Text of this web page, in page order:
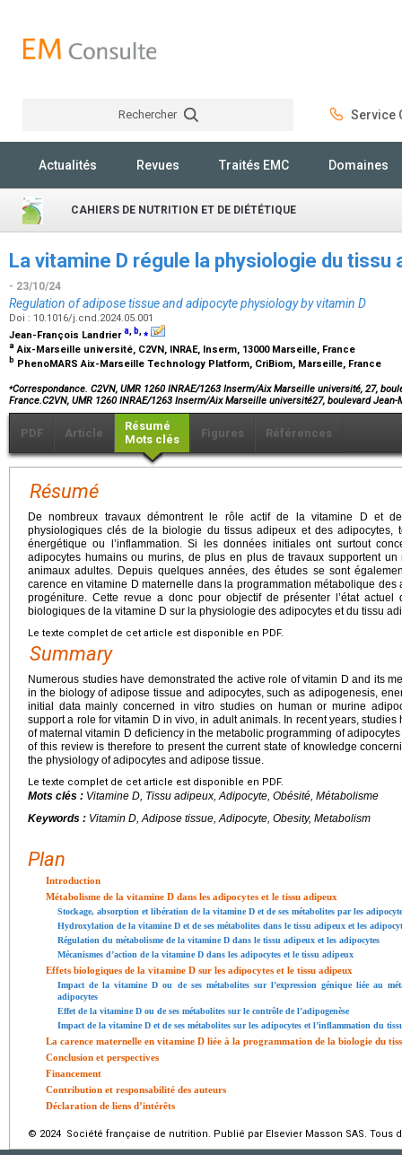
Rechercher Service
Actualités Revues Traités EMC Domaines
CAHIERS DE NUTRITION ET DE DIÉTÉTIQUE
La vitamine D régule la physiologie du tissu
- 23/10/24
Regulation of adipose tissue and adipocyte physiology by vitamin D
Doi : 10.1016/j.cnd.2024.05.001
Jean-François Landriera, b,⁎
a Aix-Marseille université, C2VN, INRAE, Inserm, 13000 Marseille, France
b PhenoMARS Aix-Marseille Technology Platform, CriBiom, Marseille, France
⁎Correspondance. C2VN, UMR 1260 INRAE/1263 Inserm/Aix Marseille université, 27,
France.C2VN, UMR 1260 INRAE/1263 Inserm/Aix Marseille université27, boulevard
PDF Article
Résumé
Mots clés
Figures Références
Résumé
De nombreux travaux démontrent le rôle actif de la vitamine D et
physiologiques clés de la biologie du tissus adipeux et des adipocytes,
énergétique ou l’inflammation. Si les données initiales ont surtout
adipocytes humains ou murins, de plus en plus de travaux supportent
animaux adultes. Depuis quelques années, des études se sont
carence en vitamine D maternelle dans la programmation métabolique
progéniture. Cette revue a donc pour objectif de présenter l’état actuel
biologiques de la vitamine D sur la physiologie des adipocytes et du tissu
Le texte complet de cet article est disponible en PDF.
Summary
Numerous studies have demonstrated the active role of vitamin D and its
in the biology of adipose tissue and adipocytes, such as adipogenesis,
initial data mainly concerned in vitro studies on human or murine
support a role for vitamin D in vivo, in adult animals. In recent years,
of maternal vitamin D deficiency in the metabolic programming of
of this review is therefore to present the current state of knowledge
the physiology of adipocytes and adipose tissue.
Le texte complet de cet article est disponible en PDF.
Mots clés : Vitamine D, Tissu adipeux, Adipocyte, Obésité, Métabolisme
Keywords : Vitamin D, Adipose tissue, Adipocyte, Obesity, Metabolism
Plan
Introduction
Métabolisme de la vitamine D dans les adipocytes et le tissu adipeux
Stockage, absorption et libération de la vitamine D et de ses métabolites par les
Hydroxylation de la vitamine D et de ses métabolites dans le tissu adipeux et les
Régulation du métabolisme de la vitamine D dans le tissu adipeux et les adipocytes
Mécanismes d’action de la vitamine D dans les adipocytes et le tissu adipeux
Effets biologiques de la vitamine D sur les adipocytes et le tissu adipeux
Impact de la vitamine D ou de ses métabolites sur l’expression génique liée au
adipocytes
Effet de la vitamine D ou de ses métabolites sur le contrôle de l’adipogenèse
Impact de la vitamine D et de ses métabolites sur les adipocytes et l’inflammation du
La carence maternelle en vitamine D liée à la programmation de la biologie du
Conclusion et perspectives
Financement
Contribution et responsabilité des auteurs
Déclaration de liens d’intérêts
© 2024 Société française de nutrition. Publié par Elsevier Masson SAS. Tous